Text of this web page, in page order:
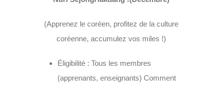
(Apprenez le coréen, profitez de la culture
coréenne, accumulez vos miles !)
Éligibilité : Tous les membres
(apprenants, enseignants) Comment